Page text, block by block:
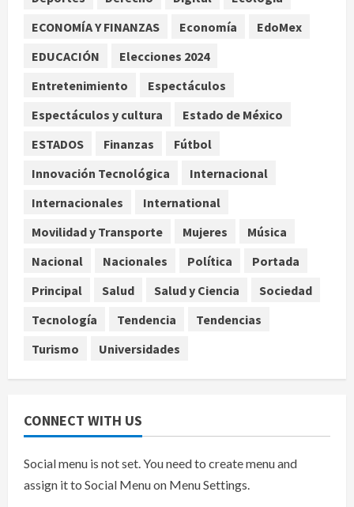
agosto 7, 2026
Internacional
Christopher Landau desmiente
visita a Islas Salomón
4
Capturan en Zapopan a ciudadano
estadounidense buscado por
agosto 7, 2026
Nacional Portada
Detienen al exgobernador de
obstrucción en el caso Ayotzinapa
ECONOMÍA Y FINANZAS
Economía
EdoMex
EDUCACIÓN
Elecciones 2024
Entretenimiento
Espectáculos
Espectáculos y cultura
Estado de México
ESTADOS
Finanzas
Fútbol
Innovación Tecnológica
Internacional
Internacionales
International
Movilidad y Transporte
Mujeres
Música
Nacional
Nacionales Política
Portada
Principal
Salud Salud y Ciencia
Sociedad
Tecnología
Tendencia
Tendencias
Turismo
Universidades
CONNECT WITH US
Social menu is not set. You need to create menu and
assign it to Social Menu on Menu Settings.